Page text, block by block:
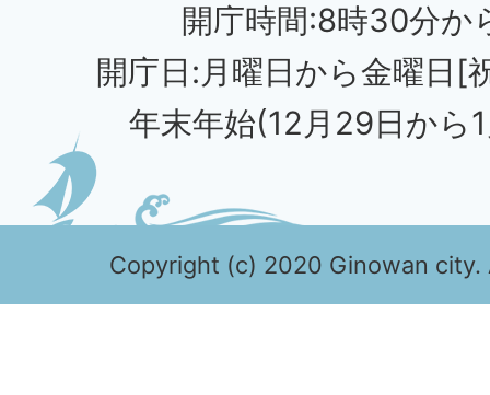
開庁時間:8時30分か
開庁日:月曜日から金曜日[
年末年始(12月29日から
Copyright (c) 2020 Ginowan city.